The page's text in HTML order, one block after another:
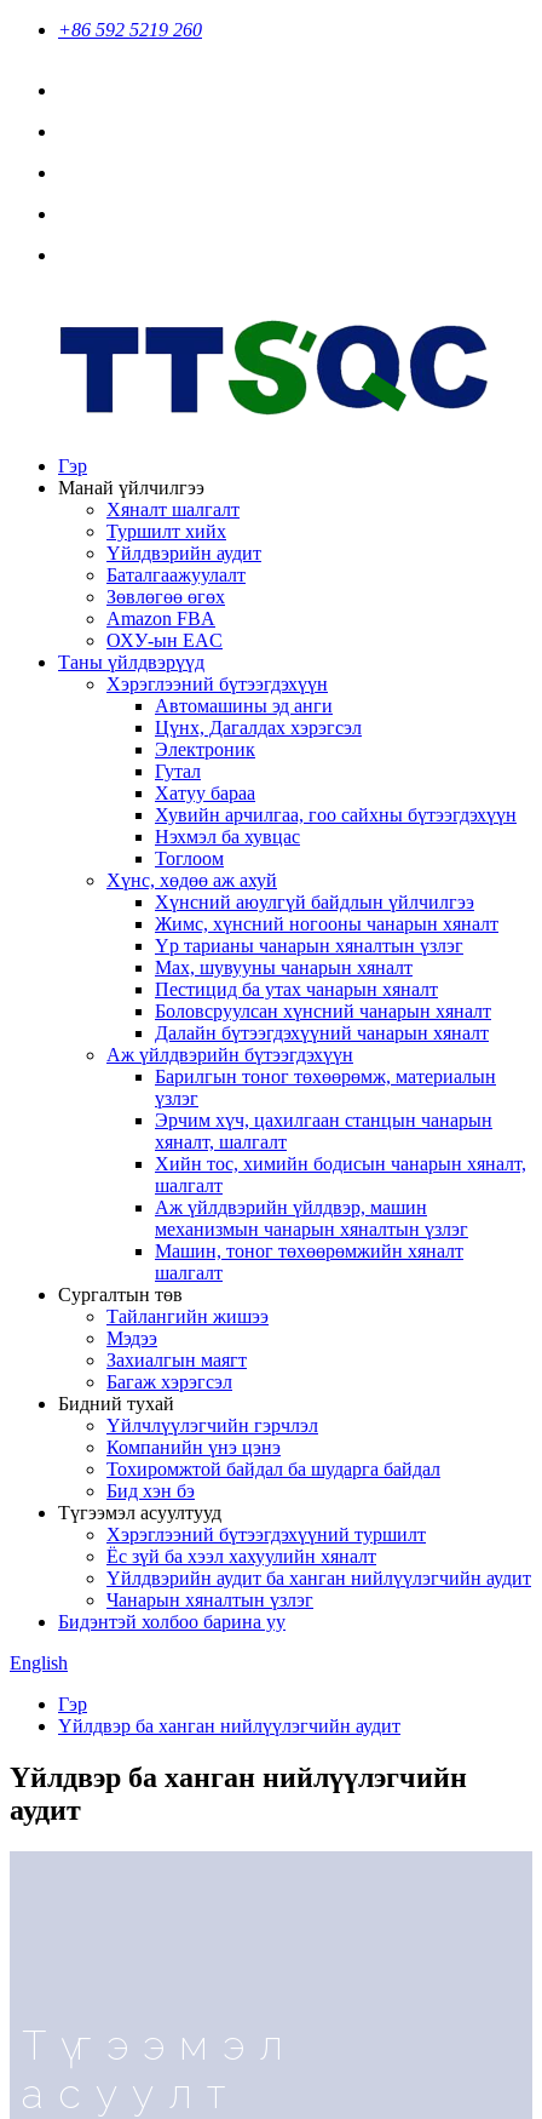
+86 592 5219 260
Гэр
Манай үйлчилгээ
Хяналт шалгалт
Туршилт хийх
Үйлдвэрийн аудит
Баталгаажуулалт
Зөвлөгөө өгөх
Amazon FBA
ОХУ-ын EAC
Таны үйлдвэрүүд
Хэрэглээний бүтээгдэхүүн
Автомашины эд анги
Цүнх, Дагалдах хэрэгсэл
Электроник
Гутал
Хатуу бараа
Хувийн арчилгаа, гоо сайхны бүтээгдэхүүн
Нэхмэл ба хувцас
Тоглоом
Хүнс, хөдөө аж ахуй
Хүнсний аюулгүй байдлын үйлчилгээ
Жимс, хүнсний ногооны чанарын хяналт
Үр тарианы чанарын хяналтын үзлэг
Мах, шувууны чанарын хяналт
Пестицид ба утах чанарын хяналт
Боловсруулсан хүнсний чанарын хяналт
Далайн бүтээгдэхүүний чанарын хяналт
Аж үйлдвэрийн бүтээгдэхүүн
Барилгын тоног төхөөрөмж, материалын
үзлэг
Эрчим хүч, цахилгаан станцын чанарын
хяналт, шалгалт
Хийн тос, химийн бодисын чанарын хяналт,
шалгалт
Аж үйлдвэрийн үйлдвэр, машин
механизмын чанарын хяналтын үзлэг
Машин, тоног төхөөрөмжийн хяналт
шалгалт
Сургалтын төв
Тайлангийн жишээ
Мэдээ
Захиалгын маягт
Багаж хэрэгсэл
Бидний тухай
Үйлчлүүлэгчийн гэрчлэл
Компанийн үнэ цэнэ
Тохиромжтой байдал ба шударга байдал
Бид хэн бэ
Түгээмэл асуултууд
Хэрэглээний бүтээгдэхүүний туршилт
Ёс зүй ба хээл хахуулийн хяналт
Үйлдвэрийн аудит ба ханган нийлүүлэгчийн аудит
Чанарын хяналтын үзлэг
Бидэнтэй холбоо барина уу
English
Гэр
Үйлдвэр ба ханган нийлүүлэгчийн аудит
Үйлдвэр ба ханган нийлүүлэгчийн
аудит
Түгээмэл
асуулт